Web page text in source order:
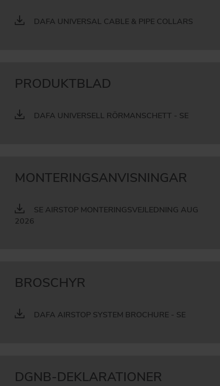
DAFA UNIVERSAL CABLE & PIPE COLLARS
PRODUKTBLAD
DAFA UNIVERSELL RÖRMANSCHETT - SE
MONTERINGSANVISNINGAR
SE AIRSTOP MONTERINGSVEJLEDNING AUG
2026
BROSCHYR
DAFA AIRSTOP SYSTEM BROCHURE - SE
DGNB-DEKLARATIONER